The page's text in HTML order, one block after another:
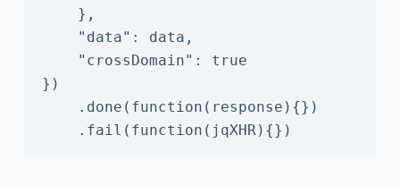
})
    .fail(function(jqXHR){})